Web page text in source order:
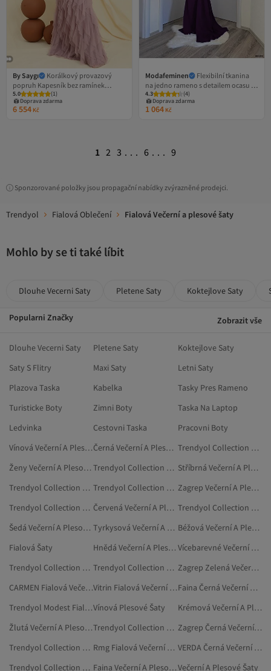
By Saygı
Korálkový provazový
popruh Kapesník bez ramínek
Dlouhé tylové šaty s třásněmi
5.0 (1)
Doprava zdarma
6 554 Kč
Modafeminen
Flexibilní tkanina
na jedno rameno s detailem ocasu ve
večerních šatech a maturitních
šatech Fialová 582108
4.3 (4)
Doprava zdarma
1 064 Kč
1 2 3 ... 6 ... 9
Sponzorované položky jsou propagační nabídky zvýrazněné prodejci.
Trendyol Fialová Oblečení Fialová Večerní a plesové šaty
Mohlo by se ti také líbit
Dlouhe Vecerni Saty Pletene Saty Koktejlove Saty
Popularni Značky Zobrazit vše
Dlouhe Vecerni Saty Pletene Saty
Koktejlove Saty
Saty S Flitry
Maxi Saty
Letni Saty
Plazova Taska
Kabelka
Tasky Pres Rameno
Turisticke Boty
Zimni Boty
Taska Na Laptop
Ledvinka
Cestovni Taska
Pracovni Boty
Vínová Večerní A Plesové Šaty
Černá Večerní A Plesové Šaty
Trendyol Collection Žlutá Večerní A Plesové Šaty
Ženy Večerní A Plesové Šaty
Trendyol Collection Fialová Jednoduché Šaty
Stříbrná Večerní A Plesové Šaty
Trendyol Collection Večerní A Plesové Šaty
Trendyol Collection Červená Večerní A Plesové Šaty
Zagrep Večerní A Plesové Šaty
Trendyol Collection Šedá Večerní A Plesové Šaty
Červená Večerní A Plesové Šaty
Trendyol Collection Zelená Večerní A Plesové Šaty
Šedá Večerní A Plesové Šaty
Tyrkysová Večerní A Plesové Šaty
Béžová Večerní A Plesové Šaty
Fialová Šaty
Hnědá Večerní A Plesové Šaty
Vícebarevné Večerní A Plesové Šaty
Trendyol Collection Růžová Večerní A Plesové Šaty
Trendyol Collection Stříbrná Večerní A Plesové Šaty
Zagrep Zelená Večerní A Plesové Šaty
CARMEN Fialová Večerní A Plesové Šaty
Vitrin Fialová Večerní A Plesové Šaty
Faina Černá Večerní A Plesové Šaty
Trendyol Modest Fialová Večerní A Plesové ŠatyVínová Plesové Šaty
Krémová Večerní A Plesové Šaty
Žlutá Večerní A Plesové Šaty
Trendyol Collection Modrá Večerní A Plesové Šaty
Zagrep Černá Večerní A Plesové Šaty
Trendyol Collection Vícebarevné Večerní A Plesové Šaty
Rmg Fialová Večerní Šaty Nadměrné Velikosti
VERDA Černá Večerní A Plesové Šaty
Trendyol Collection Černá Večerní A Plesové Šaty
Faina Večerní A Plesové ŠatyVečerní A Plesové Šaty